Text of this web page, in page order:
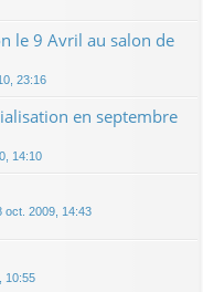
le 9 Avril au salon de
23:16
en septembre
14:10
oct. 2009, 14:43
10:55